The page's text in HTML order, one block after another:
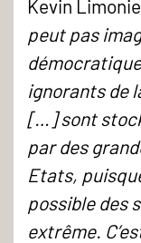
Kevin
peut pas
ignorants de
[…] sont
par des
Etats,
possible des
extrême.